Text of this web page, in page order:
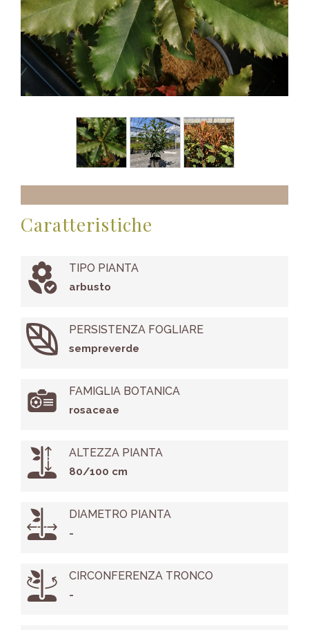
Caratteristiche
TIPO PIANTA
arbusto
PERSISTENZA FOGLIARE
sempreverde
FAMIGLIA BOTANICA
rosaceae
ALTEZZA PIANTA
80/100 cm
DIAMETRO PIANTA
-
CIRCONFERENZA TRONCO
-